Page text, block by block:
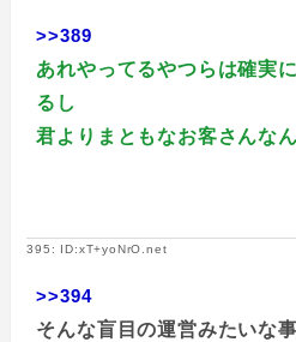
>>389
あれやってるやつらは確実
るし
君よりまともなお客さんな
395: ID:xT+yoNrO.net
>>394
そんな盲目の運営みたいな